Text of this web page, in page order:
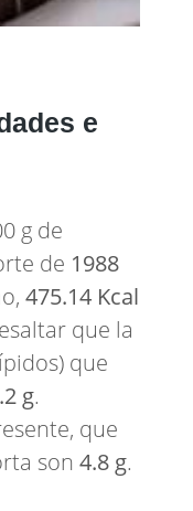
e
g de
de 1988
475.14 Kcal
que la
que
g.
que
son 4.8 g.